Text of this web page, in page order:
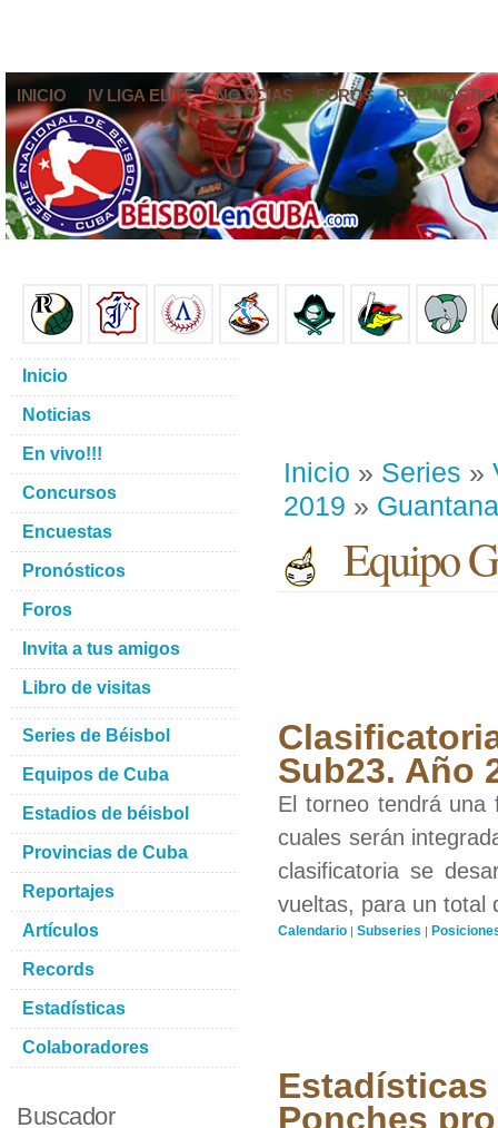
INICIO IV LIGA ELITE NOTICIAS FOROS
Inicio » Series »
2019 »
Equipo
Sub23. Año
El torneo tendrá una
cuales serán
clasificatoria se
vueltas, para un total
Calendario | Subseries |
Ponches
Inicio
Noticias
En vivo!!!
Concursos
Encuestas
Pronósticos
Foros
Invita a tus amigos
Libro de visitas
Series de Béisbol
Equipos de Cuba
Estadios de béisbol
Provincias de Cuba
Reportajes
Artículos
Records
Estadísticas
Colaboradores
Buscador